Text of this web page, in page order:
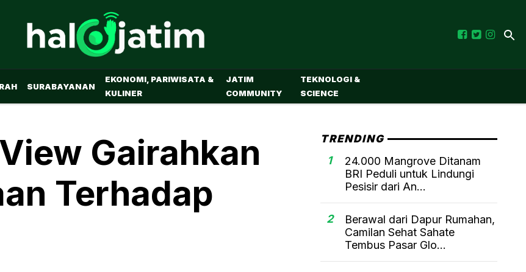
SURABAYANAN
EKONOMI, PARIWISATA &
KULINER
JATIM
COMMUNITY
TEKNOLOGI &
SCIENCE
Gairahkan
Terhadap
TRENDING
1
24.000 Mangrove Ditanam
BRI Peduli untuk Lindungi
Pesisir dari An...
2
Berawal dari Dapur Rumahan,
Camilan Sehat Sahate
Tembus Pasar Glo...